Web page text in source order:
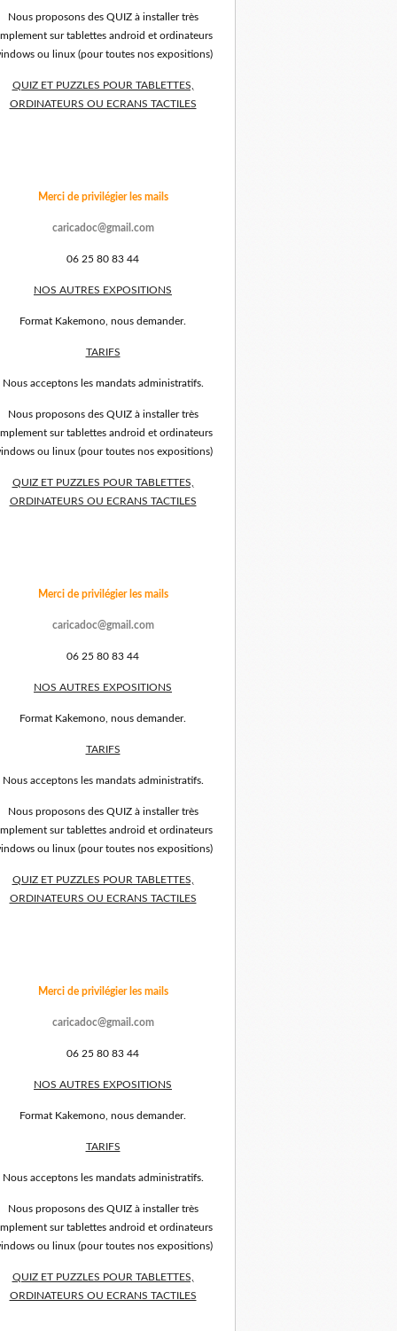
Nous proposons des QUIZ à installer très
sur tablettes android et ordinateurs
ou linux (pour toutes nos expositions)
QUIZ ET PUZZLES POUR TABLETTES,
ORDINATEURS OU ECRANS TACTILES
Merci de privilégier les mails
caricadoc@gmail.com
06 25 80 83 44
NOS AUTRES EXPOSITIONS
Format Kakemono, nous demander.
TARIFS
Nous acceptons les mandats administratifs.
Nous proposons des QUIZ à installer très
sur tablettes android et ordinateurs
ou linux (pour toutes nos expositions)
QUIZ ET PUZZLES POUR TABLETTES,
ORDINATEURS OU ECRANS TACTILES
Merci de privilégier les mails
caricadoc@gmail.com
06 25 80 83 44
NOS AUTRES EXPOSITIONS
Format Kakemono, nous demander.
TARIFS
Nous acceptons les mandats administratifs.
Nous proposons des QUIZ à installer très
sur tablettes android et ordinateurs
ou linux (pour toutes nos expositions)
QUIZ ET PUZZLES POUR TABLETTES,
ORDINATEURS OU ECRANS TACTILES
Merci de privilégier les mails
caricadoc@gmail.com
06 25 80 83 44
NOS AUTRES EXPOSITIONS
Format Kakemono, nous demander.
TARIFS
Nous acceptons les mandats administratifs.
Nous proposons des QUIZ à installer très
sur tablettes android et ordinateurs
ou linux (pour toutes nos expositions)
QUIZ ET PUZZLES POUR TABLETTES,
ORDINATEURS OU ECRANS TACTILES